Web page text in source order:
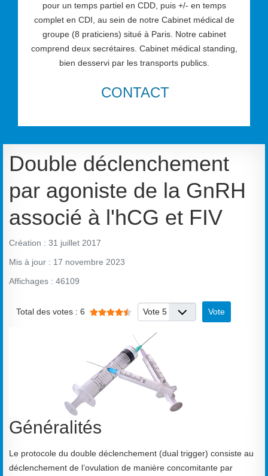
pour un temps partiel en CDD, puis +/- en temps
complet en CDI, au sein de notre Cabinet médical de
groupe (8 praticiens) situé à Paris. Notre cabinet
comprend deux secrétaires. Cabinet médical standing,
bien desservi par les transports publics.
CONTACT
Double déclenchement
par agoniste de la GnRH
associé à l'hCG et FIV
Création : 31 juillet 2017
Mis à jour : 17 novembre 2023
Affichages : 46109
Total des votes : 6 Veuillez voter
Généralités
Le protocole du double déclenchement (dual trigger) consiste au
déclenchement de l’ovulation de manière concomitante par